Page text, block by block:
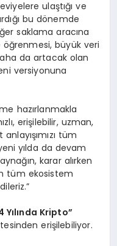
ulaştığı ve
bu dönemde
saklama aracına
büyük veri
da artacak olan
versiyonuna
hazırlanmakla
erişilebilir, uzman,
tüm
yılda da devam
karar alırken
tüm ekosistem
lında Kripto”
erişilebiliyor.